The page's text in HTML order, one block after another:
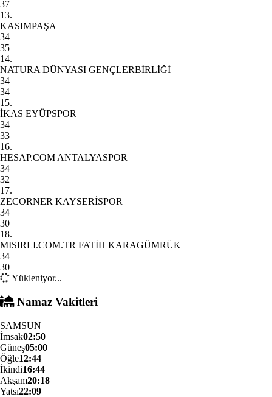
37
13.
KASIMPAŞA
34
35
14.
NATURA DÜNYASI GENÇLERBİRLİĞİ
34
34
15.
İKAS EYÜPSPOR
34
33
16.
HESAP.COM ANTALYASPOR
34
32
17.
ZECORNER KAYSERİSPOR
34
30
18.
MISIRLI.COM.TR FATİH KARAGÜMRÜK
34
30
Yükleniyor...
Namaz Vakitleri
SAMSUN
İmsak02:50
Güneş05:00
Öğle12:44
İkindi16:44
Akşam20:18
Yatsı22:09